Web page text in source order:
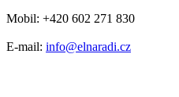
Mobil: +420 602 271 830
E-mail: info@elnaradi.cz